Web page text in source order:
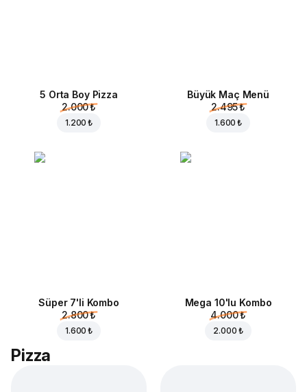
5 Orta Boy Pizza
2.000 ₺
1.200 ₺
Büyük Maç Menü
2.495 ₺
1.600 ₺
Süper 7'li Kombo
2.800 ₺
1.600 ₺
Mega 10'lu Kombo
4.000 ₺
2.000 ₺
Pizza